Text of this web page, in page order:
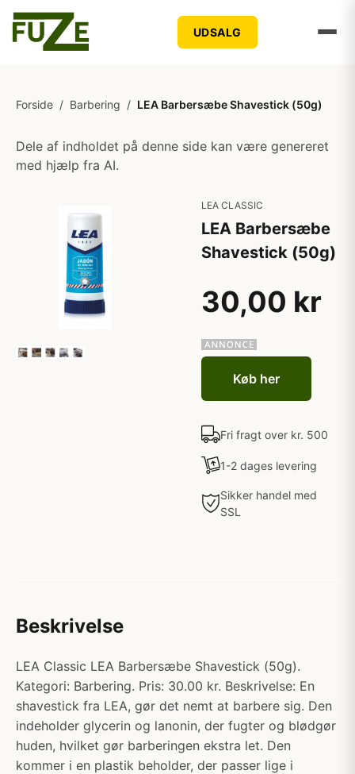
UDSALG
Forside / Barbering / LEA Barbersæbe Shavestick (50g)
Dele af indholdet på denne side kan være genereret
med hjælp fra AI.
LEA CLASSIC
LEA Barbersæbe
Shavestick (50g)
30,00 kr
Køb her
Fri fragt over kr. 500
1-2 dages levering
Sikker handel med
SSL
Beskrivelse
LEA Classic LEA Barbersæbe Shavestick (50g).
Kategori: Barbering. Pris: 30.00 kr. Beskrivelse: En
shavestick fra LEA, gør det nemt at barbere sig. Den
indeholder glycerin og lanonin, der fugter og blødgør
huden, hvilket gør barberingen ekstra let. Den
kommer i en plastik beholder, der passer lige i